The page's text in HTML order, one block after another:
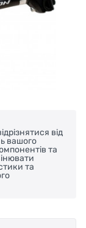
від
вашого
та
та